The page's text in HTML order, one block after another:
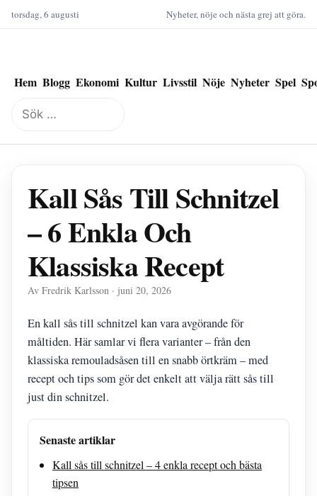
torsdag, 6 augusti Nyheter, nöje och nästa grej att göra.
Hem Blogg Ekonomi Kultur Livsstil Nöje Nyheter Spel
Sök
efter:
Kall Sås Till Schnitzel
– 6 Enkla Och
Klassiska Recept
Av Fredrik Karlsson · juni 20, 2026
En kall sås till schnitzel kan vara avgörande för
måltiden. Här samlar vi flera varianter – från den
klassiska remouladsåsen till en snabb örtkräm – med
recept och tips som gör det enkelt att välja rätt sås till
just din schnitzel.
Senaste artiklar
Kall sås till schnitzel – 4 enkla recept och bästa
tipsen